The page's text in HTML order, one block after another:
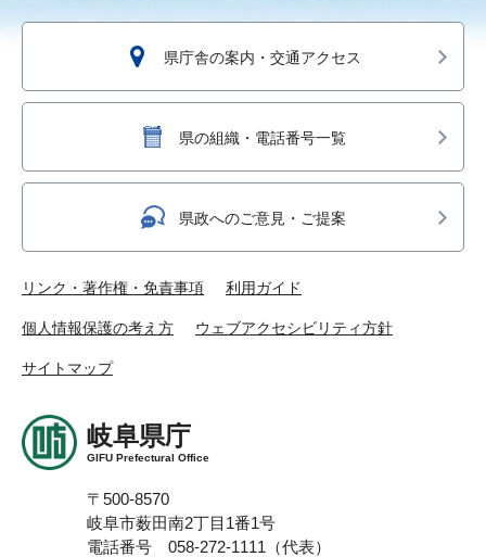
県庁舎の案内・交通アクセス
県の組織・電話番号一覧
県政へのご意見・ご提案
リンク・著作権・免責事項 利用ガイド
個人情報保護の考え方 ウェブアクセシビリティ方針
サイトマップ
岐阜県庁
GIFU Prefectural Office
〒500-8570
岐阜市薮田南2丁目1番1号
電話番号 058-272-1111（代表）